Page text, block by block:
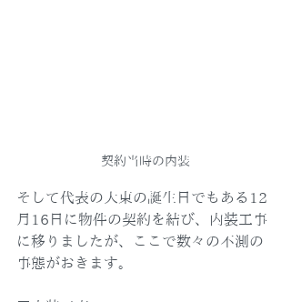
契約当時の内装
そして代表の大東の誕生日でもある12
月16日に物件の契約を結び、内装工事
に移りましたが、ここで数々の不測の
事態がおきます。